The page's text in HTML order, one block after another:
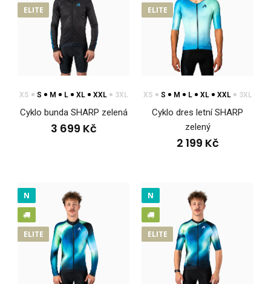
Cyklo bunda SHARP zelená
3 699 Kč
ELITE
XS S M L XL XXL 3XL
Cyklo bunda SHARP zelená
3 699 Kč
ELITE
XS S M L XL XXL 3XL
Cyklo dres letní SHARP
zelený
2 199 Kč
N
ELITE
N
ELITE